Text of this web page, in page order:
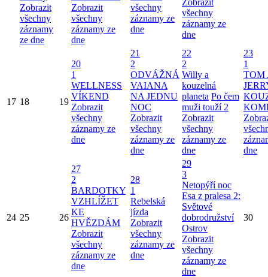
Zobrazit
všechny
záznamy
ze dne
Zobrazit
všechny
záznamy ze
dne
všechny
záznamy ze
dne
všechny
záznamy ze
dne
17 18 19
20
1
WELLNESS
VÍKEND
Zobrazit
všechny
záznamy ze
dne
21
2
ODVÁŽNÁ
VAIANA
NA JEDNU
NOC
Zobrazit
všechny
záznamy ze
dne
22
2
Willy a
kouzelná
planeta Po čem
muži touží 2
Zobrazit
všechny
záznamy ze
dne
23
1
TOM
dne
24 25 26
27
2
BARDOTKY
VZHLÍŽET
KE
HVĚZDÁM
Zobrazit
všechny
záznamy ze
dne
28
1
Rebelská
jízda
Zobrazit
všechny
záznamy ze
dne
29
3
Netopýří noc
Esa z pralesa 2:
Světové
dobrodružství
Ostrov
Zobrazit
všechny
záznamy ze
dne
30